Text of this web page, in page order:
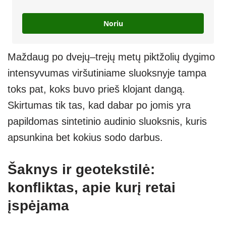
Noriu
Maždaug po dvejų–trejų metų piktžolių dygimo
intensyvumas viršutiniame sluoksnyje tampa
toks pat, koks buvo prieš klojant dangą.
Skirtumas tik tas, kad dabar po jomis yra
papildomas sintetinio audinio sluoksnis, kuris
apsunkina bet kokius sodo darbus.
Šaknys ir geotekstilė:
konfliktas, apie kurį retai
įspėjama